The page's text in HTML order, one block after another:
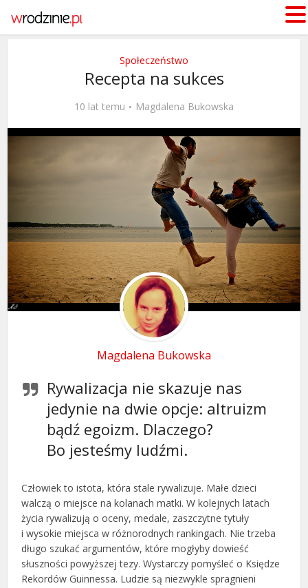
Społeczeństwo
Recepta na sukces
10 lat temu Magdalena Bukowska
Magdalena Bukowska
Rywalizacja nie skazuje nas
jedynie na dwie opcje: altruizm
bądź egoizm. Dlaczego?
Bo jesteśmy ludźmi.
Człowiek to istota, która stale rywalizuje. Małe dzieci
walczą o miejsce na kolanach matki. W kolejnych latach
życia rywalizują o oceny, medale, zaszczytne tytuły
i wysokie miejsca w różnorodnych rankingach. Nie trzeba
długo szukać argumentów, które mogłyby dowieść
słuszności powyższej tezy. Wystarczy pomyśleć o Księdze
Rekordów Guinnessa. Ludzie są niezwykle spragnieni